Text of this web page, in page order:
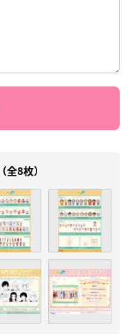
全8枚）